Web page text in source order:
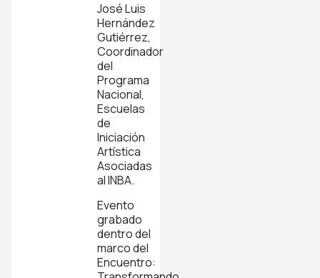
José Luis
Hernández
Gutiérrez,
Coordinador
del
Programa
Nacional,
Escuelas
de
Iniciación
Artística
Asociadas
al INBA.
Evento
grabado
dentro del
marco del
Encuentro: